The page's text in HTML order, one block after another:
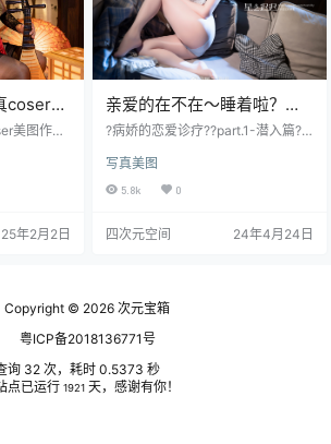
天…
倾注了无限巧思。为了营造极致浪…
coser美
更新
美图作品
星cose
播，微
些夸
上一名主
五官分
一种温
25年2月2日
亲爱的在不在～睡着啦？那
我就不客气咯?”
?病娇的恋爱诊疗??part.1-潜入篇?
客气咯?”出镜：@星之迟迟摄影：@
天道酬勤好勤我酬本季度最喜欢的
造型登场！ 被夜袭到的友友记得三
写真美图
5.8k 0
四次元空间 24年4月24日
Copyright © 2026 次元宝箱
粤ICP备2018136771号
询 32 次，耗时 0.5373 秒
点已运行 1921 天，感谢有你！